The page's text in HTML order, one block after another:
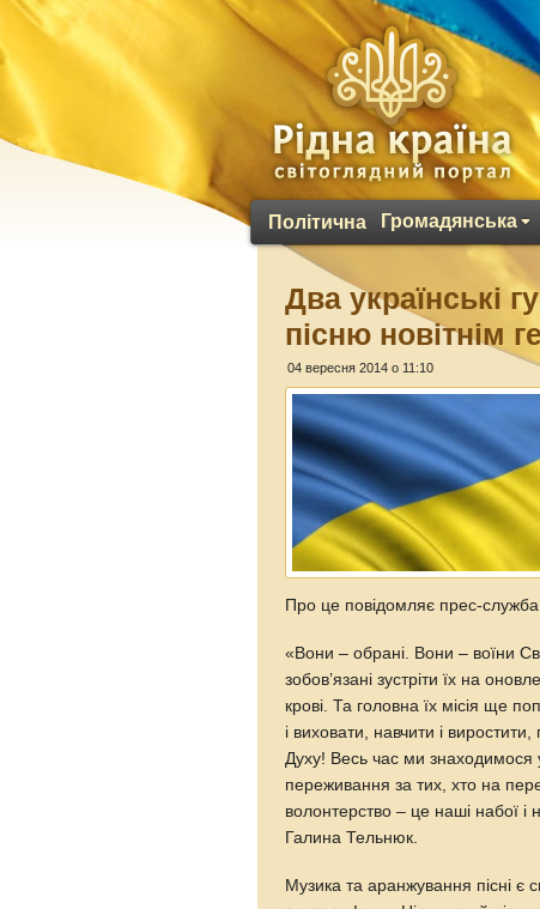
Політична Громадянська
Два українські
пісню новітнім
04 вересня 2014 о 11:10
Про це повідомляє прес-служба
«Вони – обрані. Вони – воїни
зобов’язані зустріти їх на
крові. Та головна їх місія ще
і виховати, навчити і
Духу! Весь час ми знаходимося
переживання за тих, хто на
волонтерство – це наші набої
Галина Тельнюк.
Музика та аранжування пісні є